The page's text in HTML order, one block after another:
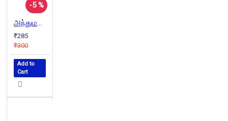
-5 %
அந்துமணி பதில்கள் (பாகம் - 2)
₹285
₹300
Add to
Cart